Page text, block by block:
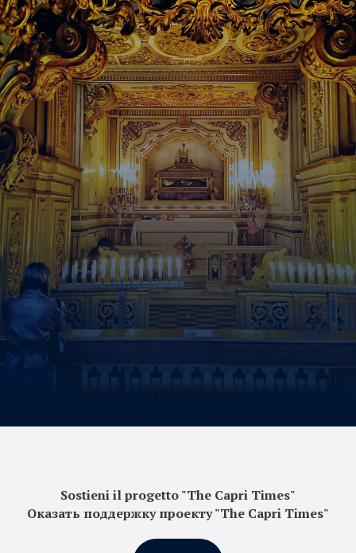
Sostieni il progetto "The Capri Times"
Оказать поддержку проекту "The Capri Times"